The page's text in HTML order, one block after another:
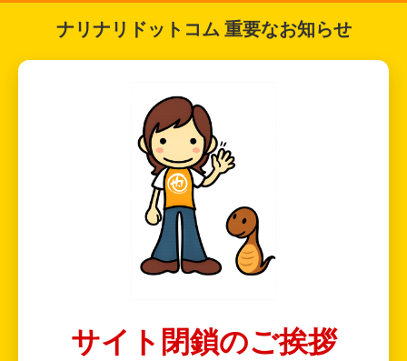
ナリナリドットコム 重要なお知らせ
サイト閉鎖のご挨拶